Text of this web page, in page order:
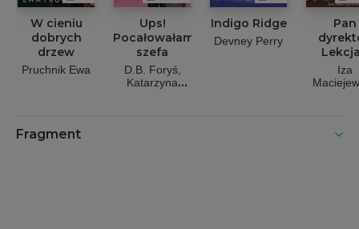
W cieniu
dobrych
drzew
Pruchnik Ewa
Ups!
Pocałowałam
szefa
D.B. Foryś
Katarzyna
Indigo Ridge
Devney Perry
Pan
Iza
Fragment